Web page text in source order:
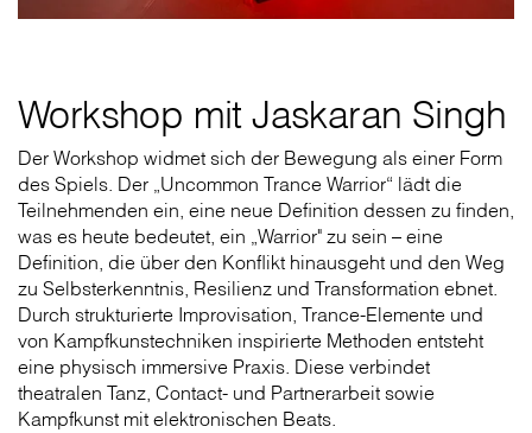
Workshop mit Jaskaran Singh
Der Workshop widmet sich der Bewegung als einer Form
des Spiels. Der „Uncommon Trance Warrior“ lädt die
Teilnehmenden ein, eine neue Definition dessen zu finden,
was es heute bedeutet, ein „Warrior" zu sein – eine
Definition, die über den Konflikt hinausgeht und den Weg
zu Selbsterkenntnis, Resilienz und Transformation ebnet.
Durch strukturierte Improvisation, Trance-Elemente und
von Kampfkunstechniken inspirierte Methoden entsteht
eine physisch immersive Praxis. Diese verbindet
theatralen Tanz, Contact- und Partnerarbeit sowie
Kampfkunst mit elektronischen Beats.